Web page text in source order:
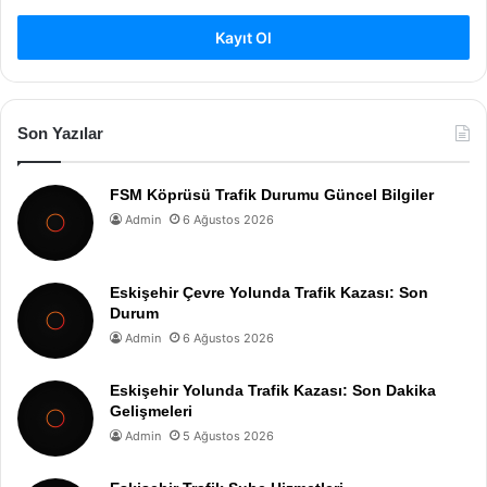
Kayıt Ol
Son Yazılar
FSM Köprüsü Trafik Durumu Güncel Bilgiler
Admin 6 Ağustos 2026
Eskişehir Çevre Yolunda Trafik Kazası: Son
Durum
Admin 6 Ağustos 2026
Eskişehir Yolunda Trafik Kazası: Son Dakika
Gelişmeleri
Admin 5 Ağustos 2026